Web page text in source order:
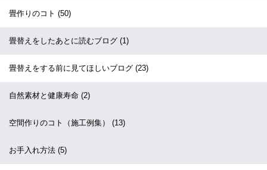
畳作りのコト (50)
畳替えをしたあとに読むブログ (1)
畳替えをする前に見てほしいブログ (23)
自然素材と健康寿命 (2)
空間作りのコト（施工例集） (13)
お手入れ方法 (5)